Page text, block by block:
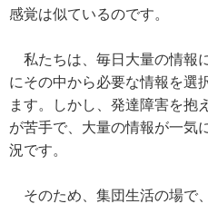
感覚は似ているのです。
私たちは、毎日大量の情報
にその中から必要な情報を選
ます。しかし、発達障害を抱
が苦手で、大量の情報が一気
況です。
そのため、集団生活の場で